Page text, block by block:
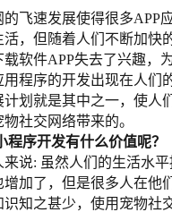
飞速发展使得很多APP
活，但随着人们不断加快
软件APP失去了兴趣，
程序的开发出现在人们
划就是其中之一，使人
社交网络带来的。
程序开发有什么价值呢？
来说: 虽然人们的生活水
加了，但是很多人在他
识知之甚少，使用宠物社